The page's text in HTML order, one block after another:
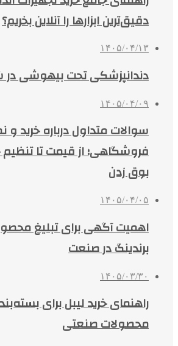
دقیق‌ترین ابزارها را آنلاین بخریم؟
۱۴۰۵/۰۴/۱۳
دندانپزشکی تحت بیهوشی در
۱۴۰۵/۰۴/۰۹
سوالات متداول درباره خرید
فروشگاهی؛ از قیمت تا
بوق زدن
۱۴۰۵/۰۴/۰۵
اهمیت آگهی برای تبلیغ
برندینگ در صنعت
۱۴۰۵/۰۳/۳۰
راهنمای خرید لیبل برای
محصولات صنعتی